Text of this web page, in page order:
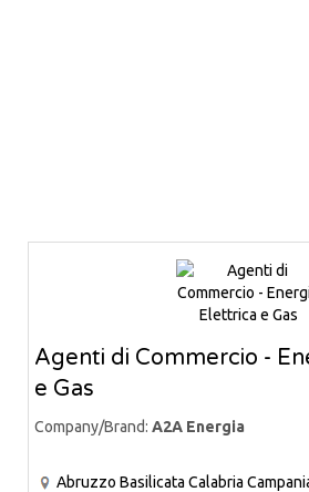
Agenti di Commercio -
e Gas
Company/Brand: A2A Energia
Abruzzo Basilicata Calabria